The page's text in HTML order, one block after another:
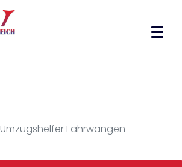
Umzugshelfer Fahrwangen